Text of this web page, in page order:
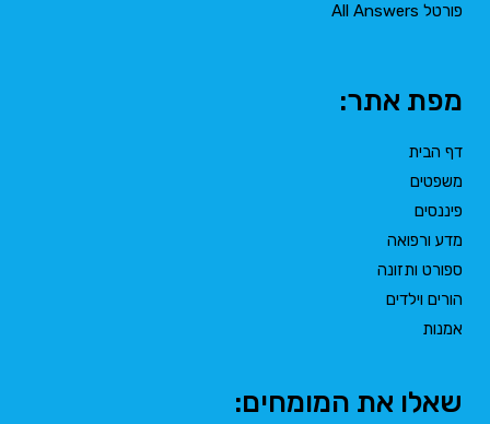
פורטל All Answers
מפת אתר:
דף הבית
משפטים
פיננסים
מדע ורפואה
ספורט ותזונה
הורים וילדים
אמנות
שאלו את המומחים: